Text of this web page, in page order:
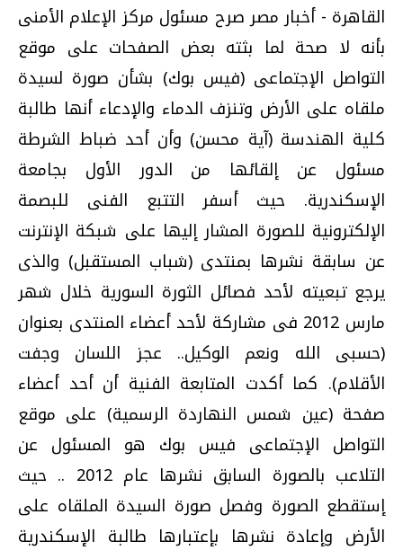
القاهرة - أخبار مصر صرح مسئول مركز الإعلام الأمنى
بأنه لا صحة لما بثته بعض الصفحات على موقع
التواصل الإجتماعى (فيس بوك) بشأن صورة لسيدة
ملقاه على الأرض وتنزف الدماء والإدعاء أنها طالبة
كلية الهندسة (آية محسن) وأن أحد ضباط الشرطة
مسئول عن إلقائها من الدور الأول بجامعة
الإسكندرية. حيث أسفر التتبع الفنى للبصمة
الإلكترونية للصورة المشار إليها على شبكة الإنترنت
عن سابقة نشرها بمنتدى (شباب المستقبل) والذى
يرجع تبعيته لأحد فصائل الثورة السورية خلال شهر
مارس 2012 فى مشاركة لأحد أعضاء المنتدى بعنوان
(حسبى الله ونعم الوكيل.. عجز اللسان وجفت
الأقلام). كما أكدت المتابعة الفنية أن أحد أعضاء
صفحة (عين شمس النهاردة الرسمية) على موقع
التواصل الإجتماعى فيس بوك هو المسئول عن
التلاعب بالصورة السابق نشرها عام 2012 .. حيث
إستقطع الصورة وفصل صورة السيدة الملقاه على
الأرض وإعادة نشرها بإعتبارها طالبة الإسكندرية